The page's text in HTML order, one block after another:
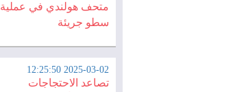
متحف هولندي في عملية
سطو جريئة
2025-03-02 12:25:50
تصاعد الاحتجاجات